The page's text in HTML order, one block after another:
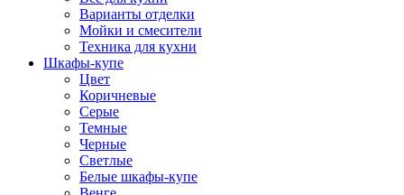
Варианты отделки
Мойки и смесители
Техника для кухни
Шкафы-купе
Цвет
Коричневые
Серые
Темные
Черные
Светлые
Белые шкафы-купе